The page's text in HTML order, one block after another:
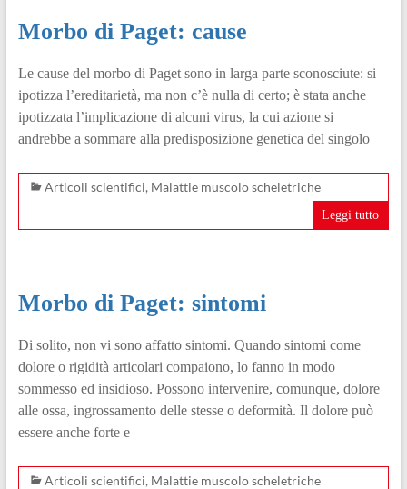
Morbo di Paget: cause
Le cause del morbo di Paget sono in larga parte sconosciute: si
ipotizza l’ereditarietà, ma non c’è nulla di certo; è stata anche
ipotizzata l’implicazione di alcuni virus, la cui azione si
andrebbe a sommare alla predisposizione genetica del singolo
Articoli scientifici, Malattie muscolo scheletriche
Leggi tutto
Morbo di Paget: sintomi
Di solito, non vi sono affatto sintomi. Quando sintomi come
dolore o rigidità articolari compaiono, lo fanno in modo
sommesso ed insidioso. Possono intervenire, comunque, dolore
alle ossa, ingrossamento delle stesse o deformità. Il dolore può
essere anche forte e
Articoli scientifici, Malattie muscolo scheletriche